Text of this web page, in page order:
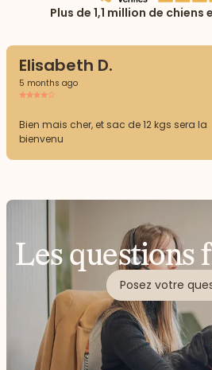
Plus de 1,1 million de
Elisabeth D.
5 months ago
Bien mais cher, et sac de 12 kgs sera la
bienvenu
Les questions
Posez votre